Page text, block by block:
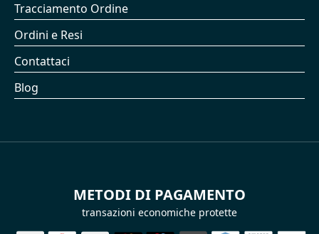
Tracciamento Ordine
Ordini e Resi
Contattaci
Blog
METODI DI PAGAMENTO
transazioni economiche protette